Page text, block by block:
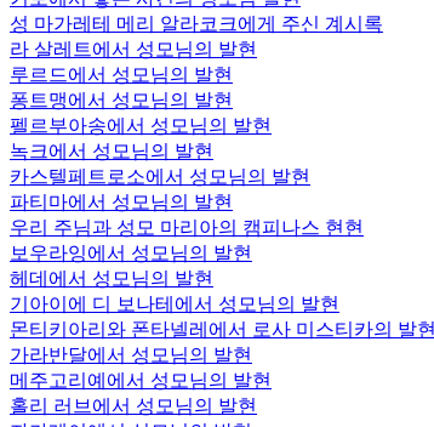
성 마가레테 메리 알라코크에게 주신 계시록
라 살레트에서 성모님의 발현
루르드에서 성모님의 발현
퐁트맹에서 성모님의 발현
펠르부아송에서 성모님의 발현
녹크에서 성모님의 발현
카스텔페트로소에서 성모님의 발현
파티마에서 성모님의 발현
우리 주님과 성모 마리아의 캠피나스 현현
보우라잉에서 성모님의 발현
헤데에서 성모님의 발현
기아이에 디 보나테에서 성모님의 발현
몬티키아리와 폰타넬레에서 로사 미스티카의 발현
가라반달에서 성모님의 발현
메주고리예에서 성모님의 발현
홀리 러브에서 성모님의 발현